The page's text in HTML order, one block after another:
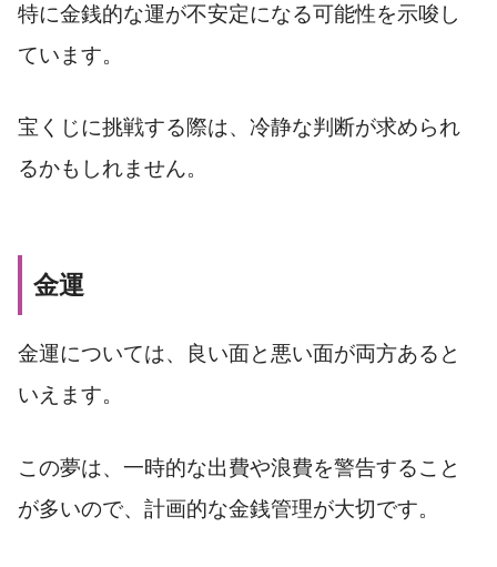
特に金銭的な運が不安定になる可能性を示唆し
ています。
宝くじに挑戦する際は、冷静な判断が求められ
るかもしれません。
金運
金運については、良い面と悪い面が両方あると
いえます。
この夢は、一時的な出費や浪費を警告すること
が多いので、計画的な金銭管理が大切です。